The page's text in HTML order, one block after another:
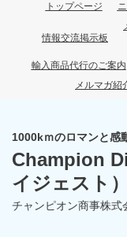
トップページ
情報交流掲示板
輸入商品代行のご案内
メルマガ紹
1000kｍのロマンと感
Champion
イジェスト）
チャンピオン商事株式